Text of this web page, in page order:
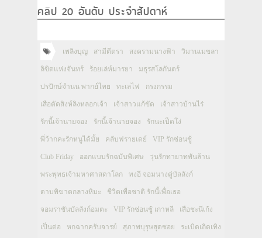
คลิป 20 อันดับ ประจำสัปดาห์
เพลิงบุญ สามีตีตรา สงครามนางฟ้า วิมานเมขลา
ลิขิตแห่งจันทร์ ร้อยเล่ห์มารยา มธุรสโลกันตร์
ปรปักษ์จำนน พากย์ไทย ทะเลไฟ กรงกรรม
เสือตัดสิงห์ลิงหลอกเจ้า เจ้าสาวแก้ขัด เจ้าสาวบ้านไร่
รักนี้เจ้านายจอง รักนี้เจ้านายจอง รักนะเป็ดโง่
พี่ว้ากคะรักหนูได้มั้ย คลับฟรายเดย์ VIP รักซ่อนชู้
Club Friday ออกแบบรักฉบับพิเศษ วุ่นรักทายาทพันล้าน
พระพุทธเจ้ามหาศาสดาโลก ทงอี จอมนางคู่บัลลังก์
ดาบพิฆาตกลางหิมะ ชีวิตเพื่อชาติ รักนี้เพื่อเธอ
จอมราชันบัลลังก์อมตะ VIP รักซ่อนชู้ เกาหลี เสือชะนีเก้ง
เป็นต่อ หกฉากครับจารย์ สุภาพบุรุษสุดซอย ระเบิดเถิดเทิง